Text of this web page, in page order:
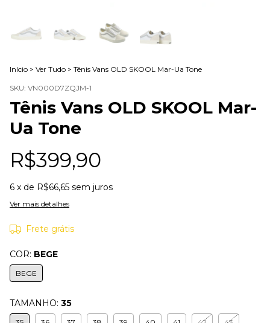
Início > Ver Tudo > Tênis Vans OLD SKOOL Mar-Ua Tone
SKU: VN000D7ZQJM-1
Tênis Vans OLD SKOOL Mar-
Ua Tone
R$399,90
6 x de R$66,65 sem juros
Ver mais detalhes
Frete grátis
COR: BEGE
BEGE
TAMANHO: 35